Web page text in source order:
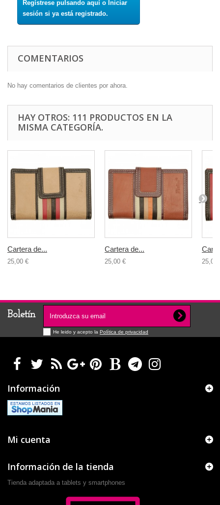
Regístrese pulsando aquí o Iniciar
sesión si ya está registrado.
COMENTARIOS
No hay comentarios de clientes por ahora.
HAY OTROS: 111 PRODUCTOS EN LA
MISMA CATEGORÍA.
Cartera de...
25,00 €
Cartera de...
25,00 € 25,00
Boletín
He leido y acepto la Política de privacidad
Información
Mi cuenta
Información de la tienda
Tienda adaptada a tablets y smartphones